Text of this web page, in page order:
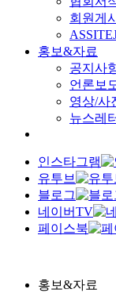
회원게
홍보&자료
공지사
언론보
영상/사
뉴스레
인스타그램
유투브
블로그
네이버TV
페이스북
홍보&자료